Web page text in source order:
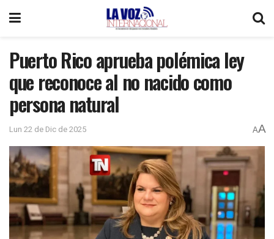
Puerto Rico aprueba polémica ley
que reconoce al no nacido como
persona natural
Lun 22 de Dic de 2025 AA